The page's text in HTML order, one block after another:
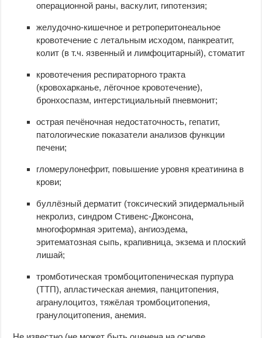
операционной раны, васкулит, гипотензия;
желудочно-кишечное и ретроперитонеальное
кровотечение с летальным исходом, панкреатит,
колит (в т.ч. язвенный и лимфоцитарный), стоматит
кровотечения респираторного тракта
(кровохарканье, лёгочное кровотечение),
бронхоспазм, интерстициальный пневмонит;
острая печёночная недостаточность, гепатит,
патологические показатели анализов функции
печени;
гломерулонефрит, повышение уровня креатинина в
крови;
буллёзный дерматит (токсический эпидермальный
некролиз, синдром Стивенс-Джонсона,
многоформная эритема), ангиоэдема,
эритематозная сыпь, крапивница, экзема и плоский
лишай;
тромботическая тромбоцитопеническая пурпура
(ТТП), апластическая анемия, панцитопения,
агранулоцитоз, тяжёлая тромбоцитопения,
гранулоцитопения, анемия.